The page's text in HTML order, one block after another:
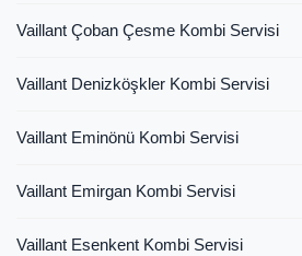
Vaillant Çoban Çesme Kombi Servisi
Vaillant Denizköşkler Kombi Servisi
Vaillant Eminönü Kombi Servisi
Vaillant Emirgan Kombi Servisi
Vaillant Esenkent Kombi Servisi